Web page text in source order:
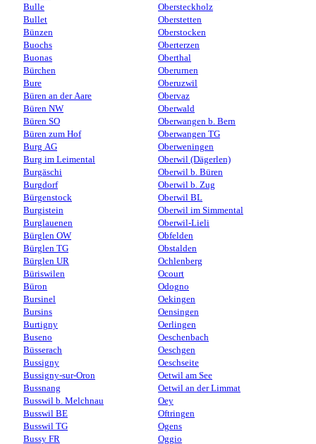
Bulle
Bullet
Bünzen
Buochs
Buonas
Bürchen
Bure
Büren an der Aare
Büren NW
Büren SO
Büren zum Hof
Burg AG
Burg im Leimental
Burgäschi
Burgdorf
Bürgenstock
Burgistein
Burglauenen
Bürglen OW
Bürglen TG
Bürglen UR
Büriswilen
Büron
Bursinel
Bursins
Burtigny
Buseno
Büsserach
Bussigny
Bussigny-sur-Oron
Bussnang
Busswil b. Melchnau
Busswil BE
Busswil TG
Bussy FR
Obersteckholz
Oberstetten
Oberstocken
Oberterzen
Oberthal
Oberurnen
Oberuzwil
Obervaz
Oberwald
Oberwangen b. Bern
Oberwangen TG
Oberweningen
Oberwil (Dägerlen)
Oberwil b. Büren
Oberwil b. Zug
Oberwil BL
Oberwil im Simmental
Oberwil-Lieli
Obfelden
Obstalden
Ochlenberg
Ocourt
Odogno
Oekingen
Oensingen
Oerlingen
Oeschenbach
Oeschgen
Oeschseite
Oetwil am See
Oetwil an der Limmat
Oey
Oftringen
Ogens
Oggio